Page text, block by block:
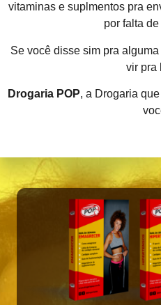
vitaminas e suplmentos pra
por falta
Se você disse sim pra
vir pra
Drogaria POP, a Drogaria